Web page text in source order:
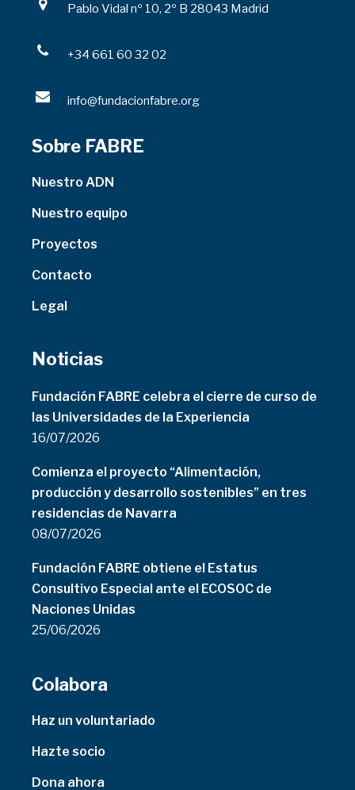
Pablo Vidal nº 10, 2º B 28043 Madrid
+34 661 60 32 02
info@fundacionfabre.org
Sobre FABRE
Nuestro ADN
Nuestro equipo
Proyectos
Contacto
Legal
Noticias
Fundación FABRE celebra el cierre de curso de
las Universidades de la Experiencia
16/07/2026
Comienza el proyecto “Alimentación,
producción y desarrollo sostenibles” en tres
residencias de Navarra
08/07/2026
Fundación FABRE obtiene el Estatus
Consultivo Especial ante el ECOSOC de
Naciones Unidas
25/06/2026
Colabora
Haz un voluntariado
Hazte socio
Dona ahora